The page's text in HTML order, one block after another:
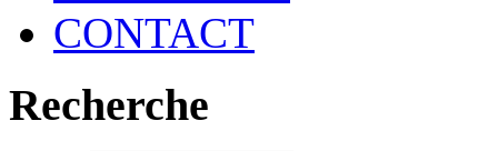
CONTACT
Recherche